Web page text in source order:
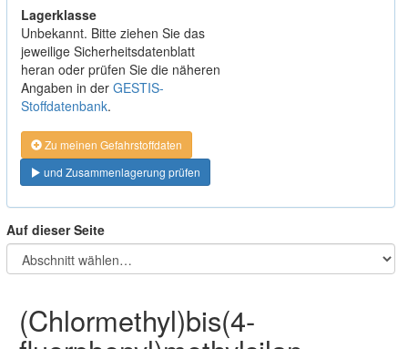
Lagerklasse
Unbekannt. Bitte ziehen Sie das
jeweilige Sicherheitsdatenblatt
heran oder prüfen Sie die näheren
Angaben in der GESTIS-
Stoffdatenbank.
Zu meinen Gefahrstoffdaten
und Zusammenlagerung prüfen
Auf dieser Seite
(Chlormethyl)bis(4-